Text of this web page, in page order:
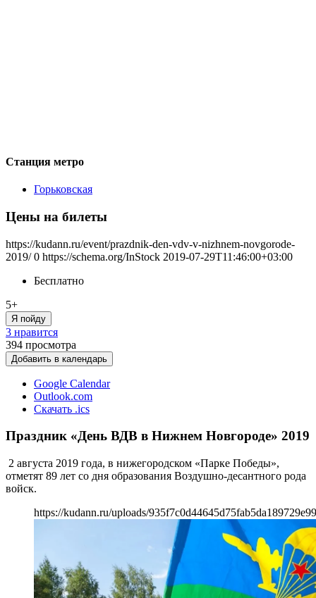
Станция метро
Горьковская
Цены на билеты
https://kudann.ru/event/prazdnik-den-vdv-v-nizhnem-novgorode-
2019/ 0 https://schema.org/InStock 2019-07-29T11:46:00+03:00
Бесплатно
5+
Я пойду
3 нравится
394 просмотра
Добавить в календарь
Google Calendar
Outlook.com
Скачать .ics
Праздник «День ВДВ в Нижнем Новгороде» 2019
2 августа 2019 года, в нижегородском «Парке Победы»,
отметят 89 лет со дня образования Воздушно-десантного рода
войск.
https://kudann.ru/uploads/